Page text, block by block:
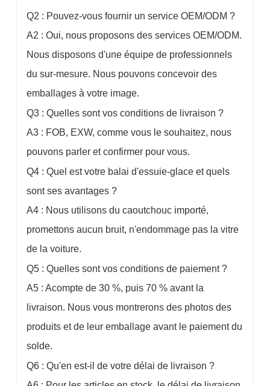
Q2 : Pouvez-vous fournir un service OEM/ODM ?
A2 : Oui, nous proposons des services OEM/ODM.
Nous disposons d'une équipe de professionnels
du sur-mesure. Nous pouvons concevoir des
emballages à votre image.
Q3 : Quelles sont vos conditions de livraison ?
A3 : FOB, EXW, comme vous le souhaitez, nous
pouvons parler et confirmer pour vous.
Q4 : Quel est votre balai d'essuie-glace et quels
sont ses avantages ?
A4 : Nous utilisons du caoutchouc importé,
promettons aucun bruit, n'endommage pas la vitre
de la voiture.
Q5 : Quelles sont vos conditions de paiement ?
A5 : Acompte de 30 %, puis 70 % avant la
livraison. Nous vous montrerons des photos des
produits et de leur emballage avant le paiement du
solde.
Q6 : Qu'en est-il de votre délai de livraison ?